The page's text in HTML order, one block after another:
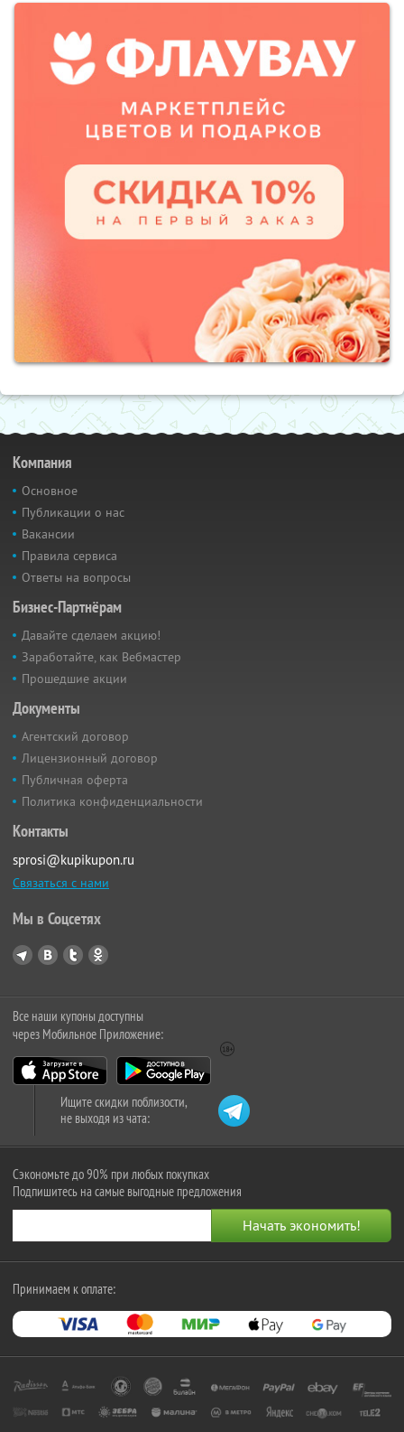
Компания
Основное
Публикации о нас
Вакансии
Правила сервиса
Ответы на вопросы
Бизнес-Партнёрам
Давайте сделаем акцию!
Заработайте, как Вебмастер
Прошедшие акции
Документы
Агентский договор
Лицензионный договор
Публичная оферта
Политика конфиденциальности
Контакты
sprosi@kupikupon.ru
Связаться с нами
Мы в Соцсетях
Все наши купоны доступны
через Мобильное Приложение:
Ищите скидки поблизости,
не выходя из чата:
Сэкономьте до 90% при любых покупках
Подпишитесь на самые выгодные предложения
Принимаем к оплате: